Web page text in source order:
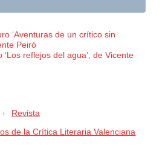
‘Aventuras de un crítico sin
Peiró
reflejos del agua’, de Vicente
Revista
de la Crítica Literaria Valenciana